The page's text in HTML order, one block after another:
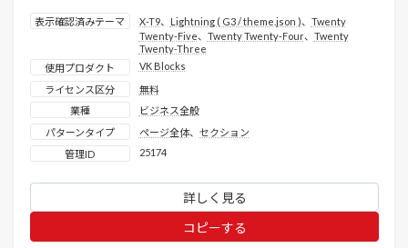
表示確認済みテーマ X-T9、 Lightning ( G3 / theme.json )、 Twenty
Twenty-Five、 Twenty Twenty-Four、 Twenty
Twenty-Three
使用プロダクト
VK Blocks
ライセンス区分
無料
業種
ビジネス全般
パターンタイプ
ページ全体、 セクション
管理ID
25174
詳しく見る
コピーする